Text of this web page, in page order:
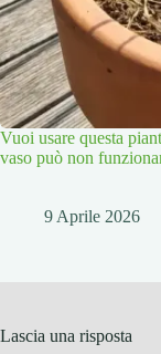
Vuoi usare questa
vaso può non
9 Aprile 2026
Lascia una risposta